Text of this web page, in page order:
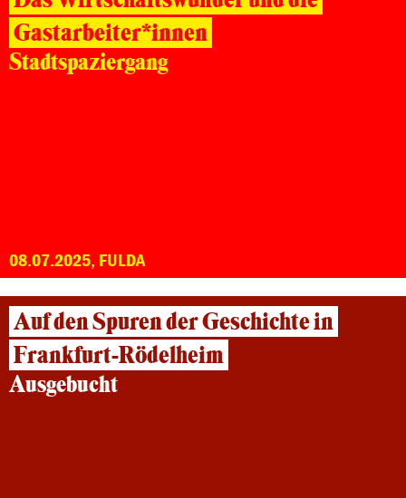
Gastarbeiter*innen
Stadtspaziergang
08.07.2025, FULDA
Auf den Spuren der Geschichte in
Frankfurt-Rödelheim
Ausgebucht